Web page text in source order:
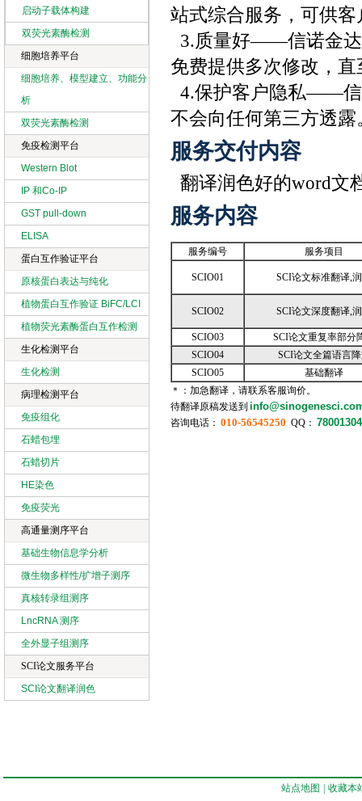
启动子载体构建
双荧光素酶检测
细胞培养平台
细胞培养、模型建立、功能分
析
双荧光素酶检测
免疫检测平台
Western Blot
IP 和Co-IP
GST pull-down
ELISA
蛋白互作验证平台
原核蛋白表达与纯化
植物蛋白互作验证 BiFC/LCI
植物荧光素酶蛋白互作检测
生化检测平台
生化检测
病理检测平台
免疫组化
石蜡包埋
石蜡切片
HE染色
免疫荧光
高通量测序平台
基础生物信息学分析
微生物多样性/扩增子测序
真核转录组测序
LncRNA 测序
全外显子组测序
SCI论文服务平台
SCI论文翻译润色
站式综合服务，可供
3.质量好——信诺金达
免费提供多次修改，
4.保护客户隐私——信
不会向任何第三方透露
服务交付内容
翻译润色好的word文
服务内容
服务编号 服务项目
SCIO01 SCI论文标准翻译,
SCIO02 SCI论文深度翻译,
SCIO03
SCI论文重复率部分
SCIO04
SCI论文全篇语言
SCIO05
基础翻译
＊：加急翻译，请联系客服询价。
待翻译原稿发送到
咨询电话： 010-56545250 QQ： 78001304
站点地图 收藏本